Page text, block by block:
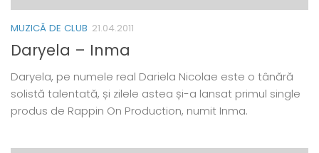
MUZICĂ DE CLUB 21.04.2011
Daryela – Inma
Daryela, pe numele real Dariela Nicolae este o tânără
solistă talentată, și zilele astea și-a lansat primul single
produs de Rappin On Production, numit Inma.